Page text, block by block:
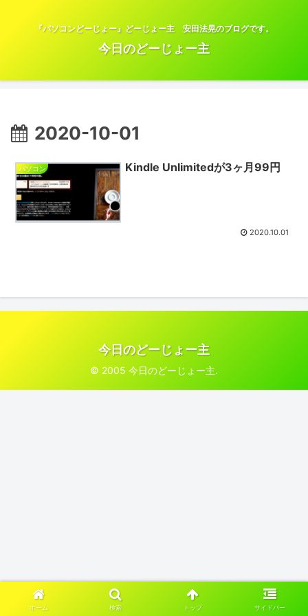
『パソコンどーじょー』どーじょー主 安田法晃のブログです。
今日のどーじょー主
2020-10-01
パソコン Kindle Unlimitedが3ヶ月99円
2020.10.01
今日のどーじょー主
© 2005 今日のどーじょー主.
ホーム 検索 トップ サイドバー